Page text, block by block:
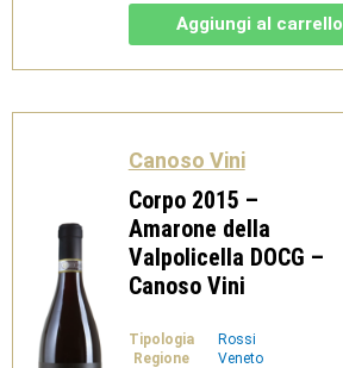
1,5
-
Soave
Canoso
Vini
quantità
Aggiungi al carrello
Canoso Vini
Corpo 2015 –
Amarone della
Valpolicella DOCG –
Canoso Vini
Tipologia
Rossi
Regione
Veneto